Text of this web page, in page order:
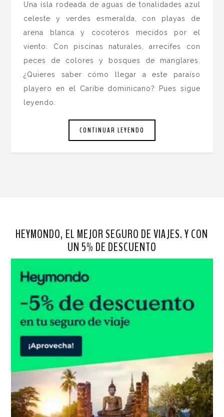
Una isla rodeada de aguas de tonalidades azul
celeste y verdes esmeralda, con playas de
arena blanca y cocoteros mecidos por el
viento. Con piscinas naturales, arrecifes con
peces de colores y bosques de manglares.
¿Quieres saber cómo llegar a este paraíso
playero en el Caribe dominicano? Pues sigue
leyendo.
CONTINUAR LEYENDO
HEYMONDO, EL MEJOR SEGURO DE VIAJES. Y CON
UN 5% DE DESCUENTO